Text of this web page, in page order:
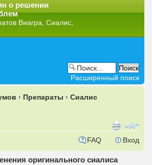
о решении
Виагра, Сиалис,
Расширенный поиск
‹ Препараты ‹ Сиалис
FAQ Вход
оригинального сиалиса